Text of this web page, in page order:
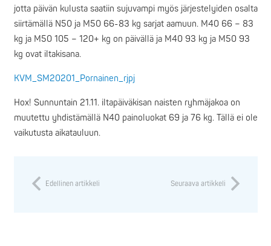
jotta päivän kulusta saatiin sujuvampi myös järjestelyiden osalta
siirtämällä N50 ja M50 66-83 kg sarjat aamuun. M40 66 – 83
kg ja M50 105 – 120+ kg on päivällä ja M40 93 kg ja M50 93
kg ovat iltakisana.
KVM_SM20201_Pornainen_rjpj
Hox! Sunnuntain 21.11. iltapäiväkisan naisten ryhmäjakoa on
muutettu yhdistämällä N40 painoluokat 69 ja 76 kg. Tällä ei ole
vaikutusta aikatauluun.
Edellinen artikkeli Seuraava artikkeli